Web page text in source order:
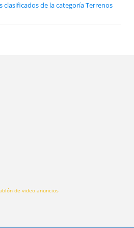
de la categoría Terrenos
de video anuncios